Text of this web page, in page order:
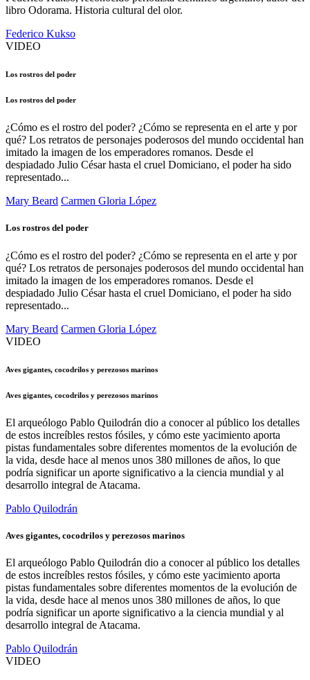
libro Odorama. Historia cultural del olor.
Federico Kukso
VIDEO
Los rostros del poder
Los rostros del poder
¿Cómo es el rostro del poder? ¿Cómo se representa en el arte y por
qué? Los retratos de personajes poderosos del mundo occidental han
imitado la imagen de los emperadores romanos. Desde el
despiadado Julio César hasta el cruel Domiciano, el poder ha sido
representado...
Mary Beard Carmen Gloria López
Los rostros del poder
¿Cómo es el rostro del poder? ¿Cómo se representa en el arte y por
qué? Los retratos de personajes poderosos del mundo occidental han
imitado la imagen de los emperadores romanos. Desde el
despiadado Julio César hasta el cruel Domiciano, el poder ha sido
representado...
Mary Beard Carmen Gloria López
VIDEO
Aves gigantes, cocodrilos y perezosos marinos
Aves gigantes, cocodrilos y perezosos marinos
El arqueólogo Pablo Quilodrán dio a conocer al público los detalles
de estos increíbles restos fósiles, y cómo este yacimiento aporta
pistas fundamentales sobre diferentes momentos de la evolución de
la vida, desde hace al menos unos 380 millones de años, lo que
podría significar un aporte significativo a la ciencia mundial y al
desarrollo integral de Atacama.
Pablo Quilodrán
Aves gigantes, cocodrilos y perezosos marinos
El arqueólogo Pablo Quilodrán dio a conocer al público los detalles
de estos increíbles restos fósiles, y cómo este yacimiento aporta
pistas fundamentales sobre diferentes momentos de la evolución de
la vida, desde hace al menos unos 380 millones de años, lo que
podría significar un aporte significativo a la ciencia mundial y al
desarrollo integral de Atacama.
Pablo Quilodrán
VIDEO